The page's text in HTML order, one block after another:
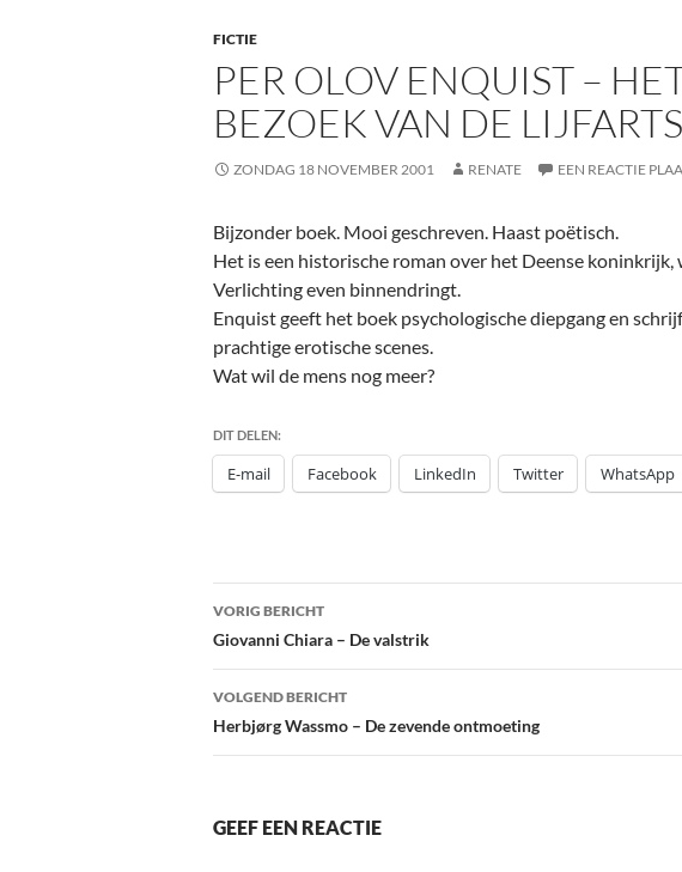
FICTIE
PER OLOV ENQUIST –
BEZOEK VAN DE LIJFARTS
ZONDAG 18 NOVEMBER 2001 RENATE EEN REACTIE
Bijzonder boek. Mooi geschreven. Haast poëtisch.
Het is een historische roman over het Deense koninkrijk,
Verlichting even binnendringt.
Enquist geeft het boek psychologische diepgang en
prachtige erotische scenes.
Wat wil de mens nog meer?
DIT DELEN:
E-mail Facebook LinkedIn Twitter WhatsApp
Bericht
navigatie
VORIG BERICHT
Giovanni Chiara – De valstrik
VOLGEND BERICHT
Herbjørg Wassmo – De zevende ontmoeting
GEEF EEN REACTIE